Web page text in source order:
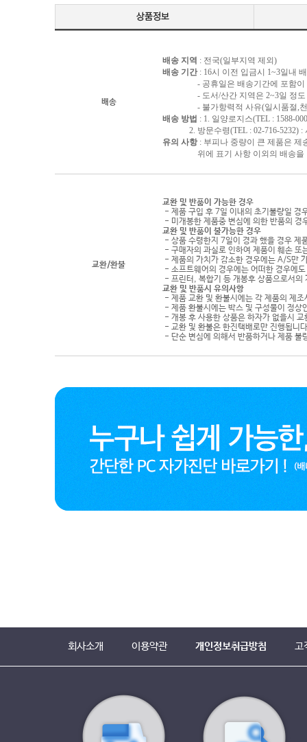
배송
배송 지역 : 전국(일부지역 제외)
배송 기간 : 16시 이전 입금시 1~3일내
- 공휴일은 배송기간에 포함이
- 도서/산간 지역은 2~3일 정도
- 불가항력적 사유(일시품절,천재
배송 방법 : 1. 일양로지스(TEL : 1588-
2. 방문수령(TEL : 02-716-5232) :
유의 사항: 부피나 중량이 큰 제품은 제
위에 표기 사항 이외의 배송을 원
교환/환불
교환 및 반품이 가능한 경우
- 제품 구입 후 7일 이내의 초기불량일 경
- 미개봉한 제품중 변심에 의한 반품의 경
교환 및 반품이 불가능한 경우
- 상품 수령한지 7일이 경과 했을 경우 제
- 구매자의 과실로 인하여 제품이 훼손 또
- 제품의 가치가 감소한 경우에는 A/S만
- 소프트웨어의 경우에는 어떠한 경우에
- 프린터, 복합기 등 개봉후 상품으로서의
교환 및 반품시 유의사항
- 제품 교환 및 환불시에는 각 제품의 제
- 제품 환불시에는 박스 및 구성물이 정상
- 개봉 후 사용한 상품은 하자가 없을시
- 교환 및 환불은 한진택배로만 진행됩니
- 단순 변심에 의해서 반품하거나 제품
회사소개 이용약관 개인정보취급방침 고